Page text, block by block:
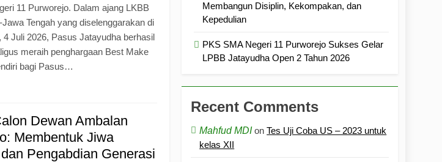
11 Purworejo. Dalam ajang LKBB
Tengah yang diselenggarakan di
Juli 2026, Pasus Jatayudha berhasil
meraih penghargaan Best Make
bagi Pasus…
Dewan Ambalan
Membentuk Jiwa
Pengabdian Generasi
Membangun Disiplin, Kekompakan, dan
Kepedulian
PKS SMA Negeri 11 Purworejo Sukses Gelar
LPBB Jatayudha Open 2 Tahun 2026
Recent Comments
Mahfud MDIonTes Uji Coba US – 2023 untuk
kelas XII